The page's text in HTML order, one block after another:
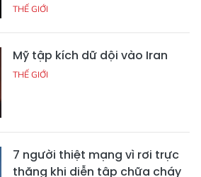
THẾ GIỚI
Mỹ tập kích dữ dội vào Iran
THẾ GIỚI
7 người thiệt mạng vì rơi trực
thăng khi diễn tập chữa cháy